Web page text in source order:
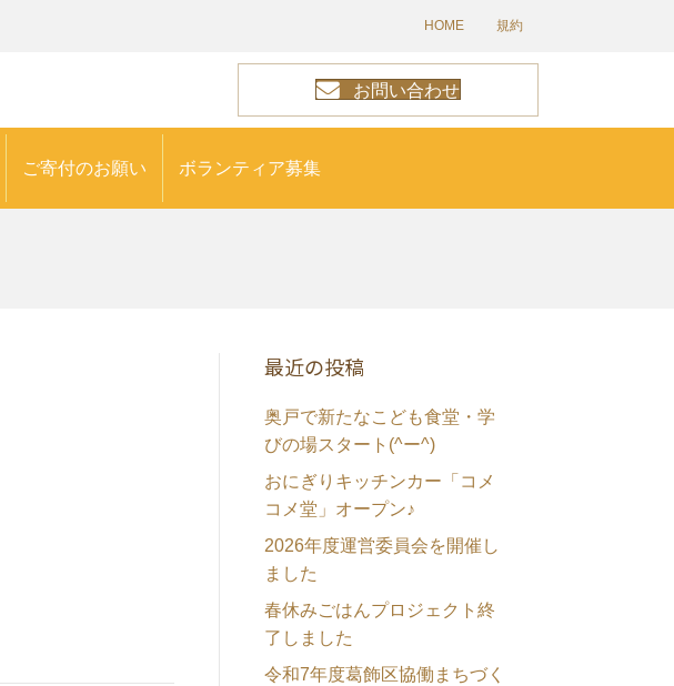
HOME 規約
お問い合わせ
ご寄付のお願い ボランティア募集
最近の投稿
奥戸で新たなこども食堂・学
びの場スタート(^ー^)
おにぎりキッチンカー「コメ
コメ堂」オープン♪
2026年度運営委員会を開催し
ました
春休みごはんプロジェクト終
了しました
令和7年度葛飾区協働まちづく